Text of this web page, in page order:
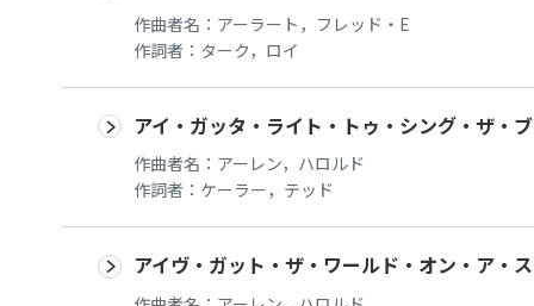
作曲者名： アーラート，フレッド・E
作詞者： ターク，ロイ
アイ・ガッタ・ライト・トゥ・シング・ザ・
作曲者名： アーレン，ハロルド
作詞者： ケーラー，テッド
アイヴ・ガット・ザ・ワールド・オン・ア・